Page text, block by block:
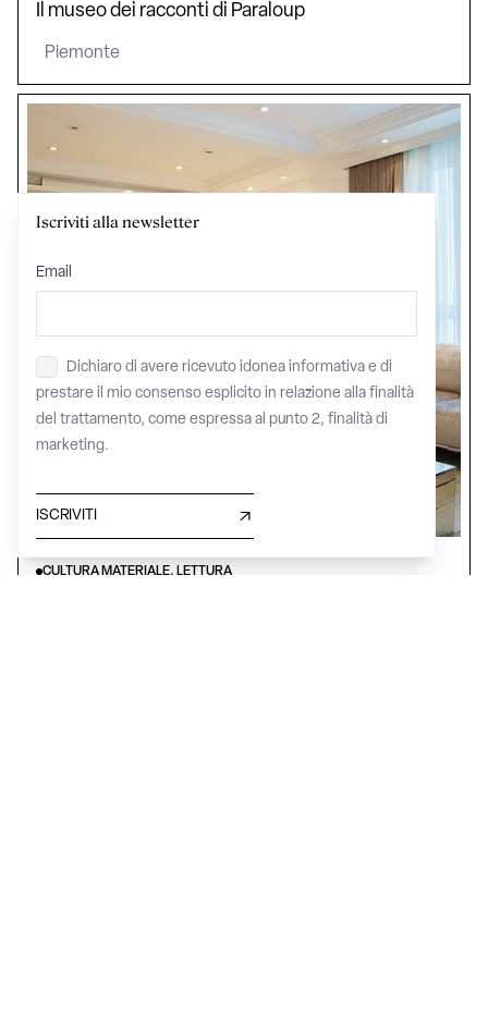
Il museo dei racconti di Paraloup
Piemonte
CULTURA MATERIALE, LETTURA
Iscriviti alla newsletter
Email
Privacy*
Dichiaro di avere ricevuto idonea informativa e di
prestare il mio consenso esplicito in relazione alla finalità
del trattamento, come espressa al punto 2, finalità di
marketing.
ISCRIVITI